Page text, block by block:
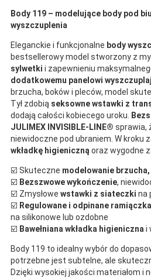
Body 119 – modelujące body pod
wyszczuplenia
Eleganckie i funkcjonalne body
bestsellerowy model stworzony z
sylwetki i zapewnieniu
dodatkowemu panelowi
brzucha, boków i pleców, model
Tył zdobią seksowne wstawki z
dodają całości kobiecego uroku.
JULIMEX INVISIBLE-LINE® sprawia,
niewidoczne pod ubraniem. W kroku
wkładkę higieniczną oraz wygodne
☑️ Skuteczne modelowanie
☑️ Bezszwowe wykończenie,
☑️ Zmysłowe wstawki z siateczki na
☑️ Regulowane i odpinane ramiączka
na silikonowe lub ozdobne
☑️ Bawełniana wkładka higieniczna i
Body 119 to idealny wybór do
potrzebne jest subtelne, ale
Dzięki wysokiej jakości materiałom i